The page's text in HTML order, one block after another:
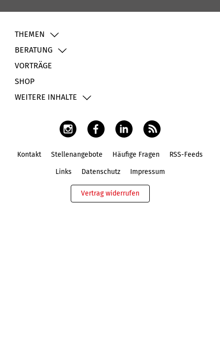
THEMEN
BERATUNG
VORTRÄGE
SHOP
WEITERE INHALTE
Kontakt Stellenangebote Häufige Fragen RSS-Feeds
Links Datenschutz Impressum
Vertrag widerrufen